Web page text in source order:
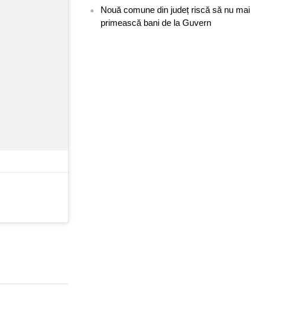
Nouă comune din județ riscă să nu mai
primească bani de la Guvern